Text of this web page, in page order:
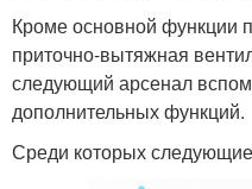
Кроме основной функции
приточно-вытяжная
следующий арсенал
дополнительных функций.
Среди которых